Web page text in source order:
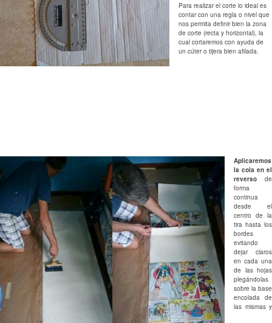
Para realizar el corte lo ideal es
contar con una regla o nivel que
nos permita definir bien la zona
de corte (recta y horizontal), la
cual cortaremos con ayuda de
un cúter o tijera bien afilada.
Aplicaremos
la cola en el
reverso de
forma
continua
desde el
centro de la
tira hasta los
bordes
evitando
dejar claros
en cada una
de las hojas
plegándolas
sobre la base
encolada de
las mismas y